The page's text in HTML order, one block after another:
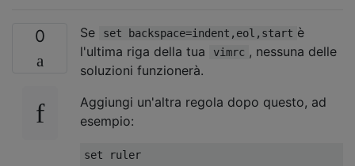
0 Se set backspace=indent,eol,start è
l'ultima riga della tua
vimrc , nessuna delle
soluzioni funzionerà.
Aggiungi un'altra regola dopo questo, ad
esempio: